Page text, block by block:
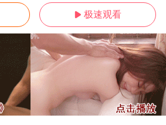
 极速观看